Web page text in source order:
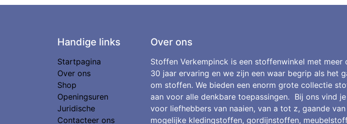
Handige links
Startpagina
Over ons
Shop
Openingsuren
Juridische
Contacteer ons
Over ons
Stoffen Verkempinck is een stoffenwinkel met meer
30 jaar ervaring en we zijn een waar begrip als het
om stoffen. We bieden een enorm grote collectie
aan voor alle denkbare toepassingen. Bij ons vind
voor liefhebbers van naaien, van a tot z, gaande
mogelijke kledingstoffen, gordijnstoffen,